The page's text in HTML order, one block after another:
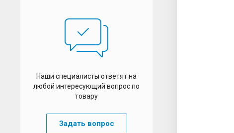
Наши специалисты ответят на
любой интересующий вопрос по
товару
Задать вопрос